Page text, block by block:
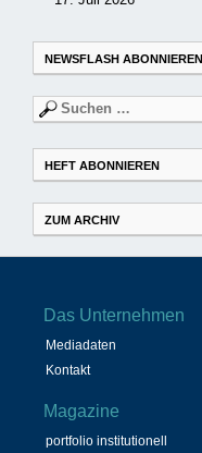
NEWSFLASH ABONNIEREN
Suchen
nach:
HEFT ABONNIEREN
ZUM ARCHIV
Das Unternehmen
Mediadaten
Kontakt
Magazine
portfolio institutionell